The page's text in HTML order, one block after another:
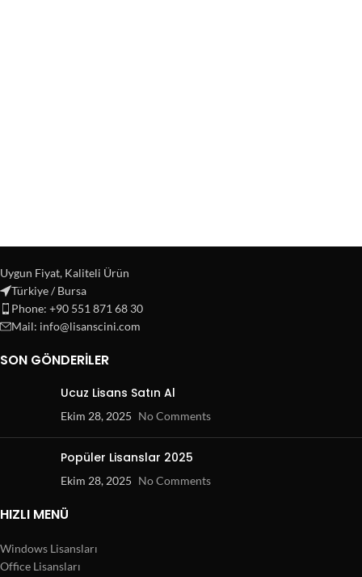
Uygun Fiyat, Kaliteli Ürün
Türkiye / Bursa
Phone: +90 551 871 68 30
Mail: info@lisanscini.com
SON GÖNDERILER
Ucuz Lisans Satın Al
Ekim 28, 2025 No Comments
Popüler Lisanslar 2025
Ekim 28, 2025 No Comments
HIZLI MENÜ
Windows Lisansları
Office Lisansları